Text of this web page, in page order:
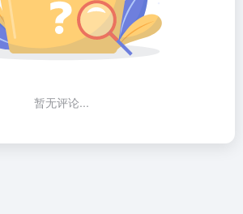
暂无评论...